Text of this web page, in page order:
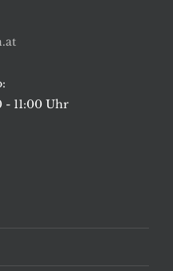
- 11:00 Uhr